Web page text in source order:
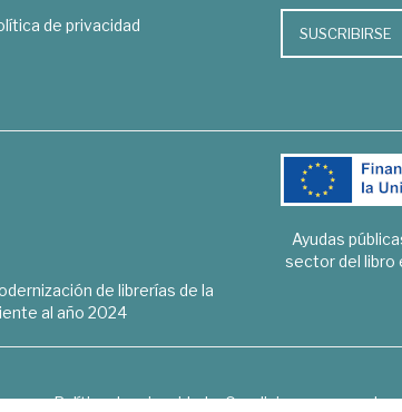
de privacidad
SUSCRIBIRSE
de librerías de la
al año 2024
Ayudas
sector del libro
Política de privacidad Condiciones generales